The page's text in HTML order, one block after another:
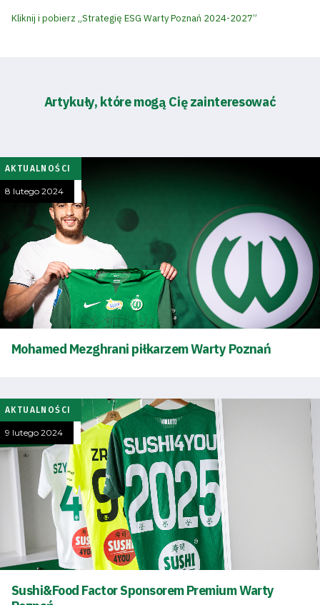
Tryb
oszczędności
energii
Dostępność
SEARCH
FOR:
Search Button
Tabela
i
terminarz
Bilety
Kontakt
Kliknij i pobierz „Strategię ESG Warty Poznań 2024-2027”
Artykuły, które mogą Cię zainteresować
AKTUALNOŚCI
8 lutego 2024
Mohamed Mezghrani piłkarzem Warty Poznań
AKTUALNOŚCI
9 lutego 2024
Sushi&Food Factor Sponsorem Premium Warty